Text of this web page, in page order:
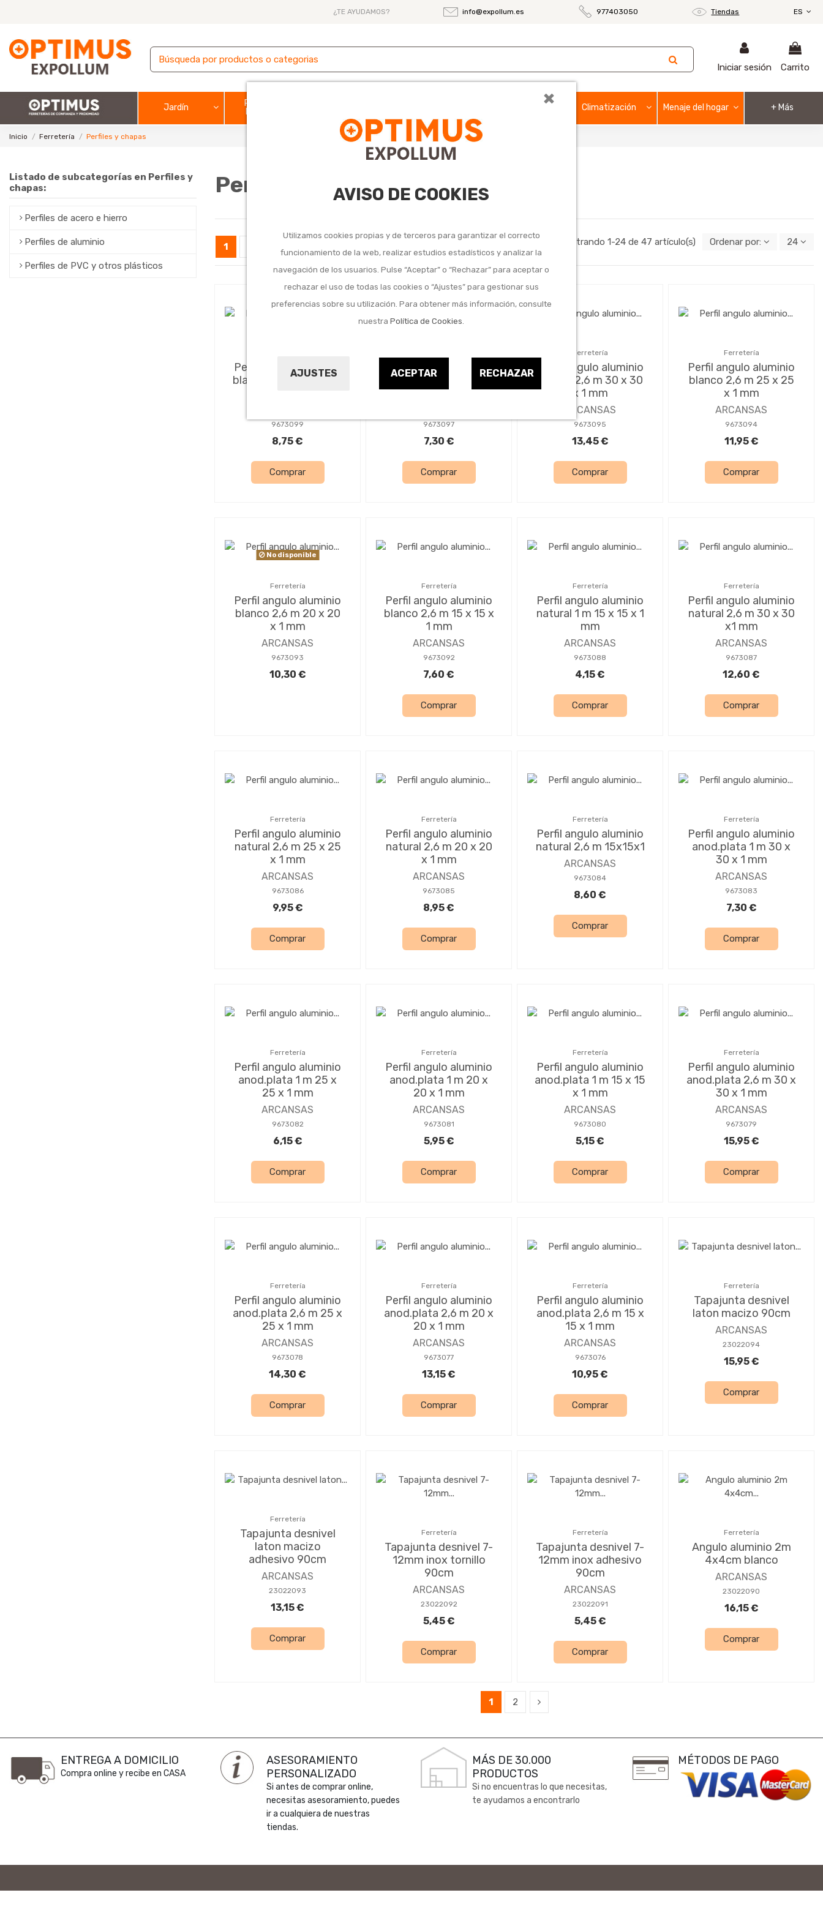
×
AVISO DE COOKIES
Utilizamos cookies propias y de terceros para garantizar el correcto
funcionamiento de la web, realizar estudios estadísticos y analizar la
navegación de los usuarios. Pulse “Aceptar” o “Rechazar” para aceptar o
rechazar el uso de todas las cookies o “Ajustes” para gestionar sus
preferencias sobre su utilización. Para obtener más información, consulte
nuestraPolítica de Cookies
AJUSTES ACEPTAR RECHAZAR
¿TE AYUDAMOS? info@expollum.es 977403050 Tiendas ES
Iniciar sesión Carrito
Jardín
Pintura y
Climatización Menaje del hogar + Más
Inicio Ferretería Perfiles y chapas
Listado de subcategorías en Perfiles y
chapas:
Perfiles de acero e hierro
Perfiles de aluminio
Perfiles de PVC y otros plásticos
Perfiles y chapas
1 Mostrando 1-24 de 47 artículo(s) Ordenar por: 24
Perfil angulo aluminio
blanco 1 m 30 x 30 x 1
9673099
8,75 €
Comprar
Perfil angulo aluminio
blanco 1 m 20 x 20 x 1
mm
9673097
7,30 €
Comprar
Ferretería
Perfil angulo aluminio
blanco 2,6 m 30 x 30
x 1 mm
ARCANSAS
9673095
13,45 €
Comprar
Ferretería
Perfil angulo aluminio
blanco 2,6 m 25 x 25
x 1 mm
ARCANSAS
9673094
11,95 €
Comprar
No disponible
Ferretería
Perfil angulo aluminio
blanco 2,6 m 20 x 20
x 1 mm
ARCANSAS
9673093
10,30 €
Ferretería
Perfil angulo aluminio
blanco 2,6 m 15 x 15 x
1 mm
ARCANSAS
9673092
7,60 €
Comprar
Ferretería
Perfil angulo aluminio
natural 1 m 15 x 15 x 1
mm
ARCANSAS
9673088
4,15 €
Comprar
Ferretería
Perfil angulo aluminio
natural 2,6 m 30 x 30
x1 mm
ARCANSAS
9673087
12,60 €
Comprar
Ferretería
Perfil angulo aluminio
natural 2,6 m 25 x 25
x 1 mm
ARCANSAS
9673086
9,95 €
Comprar
Ferretería
Perfil angulo aluminio
natural 2,6 m 20 x 20
x 1 mm
ARCANSAS
9673085
8,95 €
Comprar
Ferretería
Perfil angulo aluminio
natural 2,6 m 15x15x1
ARCANSAS
9673084
8,60 €
Comprar
Ferretería
Perfil angulo aluminio
anod.plata 1 m 30 x
30 x 1 mm
ARCANSAS
9673083
7,30 €
Comprar
Ferretería
Perfil angulo aluminio
anod.plata 1 m 25 x
25 x 1 mm
ARCANSAS
9673082
6,15 €
Comprar
Ferretería
Perfil angulo aluminio
anod.plata 1 m 20 x
20 x 1 mm
ARCANSAS
9673081
5,95 €
Comprar
Ferretería
Perfil angulo aluminio
anod.plata 1 m 15 x 15
x 1 mm
ARCANSAS
9673080
5,15 €
Comprar
Ferretería
Perfil angulo aluminio
anod.plata 2,6 m 30 x
30 x 1 mm
ARCANSAS
9673079
15,95 €
Comprar
Ferretería
Perfil angulo aluminio
anod.plata 2,6 m 25 x
25 x 1 mm
ARCANSAS
9673078
14,30 €
Comprar
Ferretería
Perfil angulo aluminio
anod.plata 2,6 m 20 x
20 x 1 mm
ARCANSAS
9673077
13,15 €
Comprar
Ferretería
Perfil angulo aluminio
anod.plata 2,6 m 15 x
15 x 1 mm
ARCANSAS
9673076
10,95 €
Comprar
Ferretería
Tapajunta desnivel
laton macizo 90cm
ARCANSAS
23022094
15,95 €
Comprar
Ferretería
Tapajunta desnivel
laton macizo
adhesivo 90cm
ARCANSAS
23022093
13,15 €
Comprar
Ferretería
Tapajunta desnivel 7-
12mm inox tornillo
90cm
ARCANSAS
23022092
5,45 €
Comprar
Ferretería
Tapajunta desnivel 7-
12mm inox adhesivo
90cm
ARCANSAS
23022091
5,45 €
Comprar
Ferretería
Angulo aluminio 2m
4x4cm blanco
ARCANSAS
23022090
16,15 €
Comprar
1 2
ENTREGA A DOMICILIO
Compra online y recibe en CASA
ASESORAMIENTO
PERSONALIZADO
Si antes de comprar online,
necesitas asesoramiento, puedes
ir a cualquiera de nuestras
tiendas.
MÁS DE 30.000
PRODUCTOS
Si no encuentras lo que necesitas,
te ayudamos a encontrarlo
MÉTODOS DE PAGO